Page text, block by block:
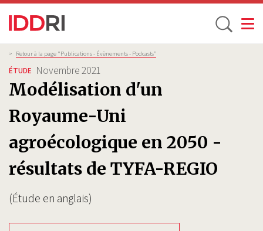
Aller
au
contenu
principal
Toggle
Fil
d'Ariane
> Retour à la page "Publications - Évènements - Podcasts”
ÉTUDE Novembre 2021
Modélisation d'un
Royaume-Uni
agroécologique en 2050 -
résultats de TYFA-REGIO
(Étude en anglais)